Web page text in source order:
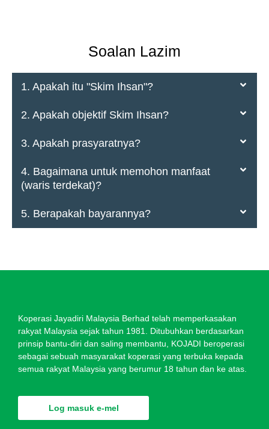
Soalan Lazim
1. Apakah itu "Skim Ihsan"?
2. Apakah objektif Skim Ihsan?
3. Apakah prasyaratnya?
4. Bagaimana untuk memohon manfaat
(waris terdekat)?
5. Berapakah bayarannya?
Koperasi Jayadiri Malaysia Berhad telah memperkasakan
rakyat Malaysia sejak tahun 1981. Ditubuhkan berdasarkan
prinsip bantu-diri dan saling membantu, KOJADI beroperasi
sebagai sebuah masyarakat koperasi yang terbuka kepada
semua rakyat Malaysia yang berumur 18 tahun dan ke atas.
Log masuk e-mel